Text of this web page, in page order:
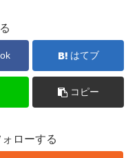
はてブ
コピー
ローする